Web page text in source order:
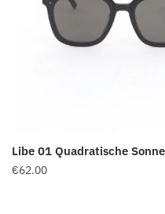
Libe 01 Quadratische
€62.00